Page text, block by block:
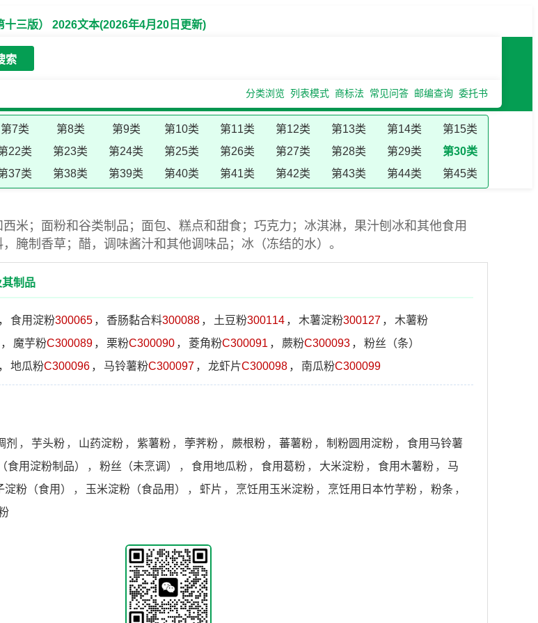
三版） 2026文本(2026年4月20日更新)
索
分类浏览 列表模式 商标法 常见问答 邮编查询 委托书
第7类 第8类 第9类 第10类 第11类 第12类 第13类 第14类
第15类
22类 第23类 第24类 第25类 第26类 第27类 第28类 第29类
第30类
37类 第38类 第39类 第40类 第41类 第42类 第43类 第44类 第45类
米；面粉和谷类制品；面包、糕点和甜食；巧克力；冰淇淋，果汁刨冰和其他食用
腌制香草；醋，调味酱汁和其他调味品；冰（冻结的水）。
制品
， 食用淀粉300065 ， 香肠黏合料300088 ， 土豆粉300114 ， 木薯淀粉300127 ，
木薯粉
， 魔芋粉C300089 ， 栗粉C300090 ， 菱角粉C300091 ， 蕨粉C300093 ，
粉丝（条）
， 地瓜粉C300096 ， 马铃薯粉C300097 ， 龙虾片C300098 ， 南瓜粉C300099
剂 ， 芋头粉 ， 山药淀粉 ， 紫薯粉 ， 荸荠粉 ， 蕨根粉 ， 蕃薯粉 ， 制粉圆用淀粉 ，
食用马铃薯
食用淀粉制品） ， 粉丝（未烹调） ， 食用地瓜粉 ， 食用葛粉 ， 大米淀粉 ， 食用木薯粉 ，
马
淀粉（食用） ， 玉米淀粉（食品用） ， 虾片 ， 烹饪用玉米淀粉 ， 烹饪用日本竹芋粉 ， 粉条 ，